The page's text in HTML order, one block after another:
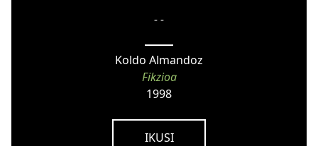
- -
Koldo Almandoz
Fikzioa
1998
IKUSI